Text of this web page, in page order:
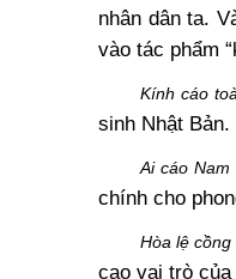
nhân dân ta.
vào tác phẩm
Kính cáo
sinh Nhật
Ai cáo
chính cho
Hòa lệ cồng
cao vai trò